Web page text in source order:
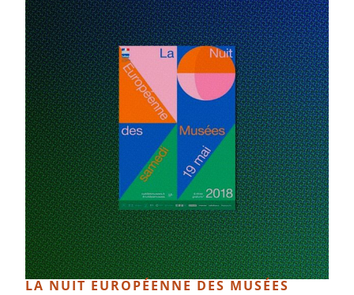
LA NUIT EUROPÉENNE DES MUSÉES